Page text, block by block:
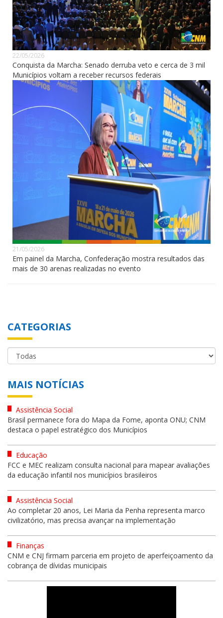
22/05/2026
Conquista da Marcha: Senado derruba veto e cerca de 3 mil
Municípios voltam a receber recursos federais
21/05/2026
Em painel da Marcha, Confederação mostra resultados das
mais de 30 arenas realizadas no evento
CATEGORIAS
MAIS NOTÍCIAS
Assistência Social
Brasil permanece fora do Mapa da Fome, aponta ONU; CNM
destaca o papel estratégico dos Municípios
Educação
FCC e MEC realizam consulta nacional para mapear avaliações
da educação infantil nos municípios brasileiros
Assistência Social
Ao completar 20 anos, Lei Maria da Penha representa marco
civilizatório, mas precisa avançar na implementação
Finanças
CNM e CNJ firmam parceria em projeto de aperfeiçoamento da
cobrança de dívidas municipais